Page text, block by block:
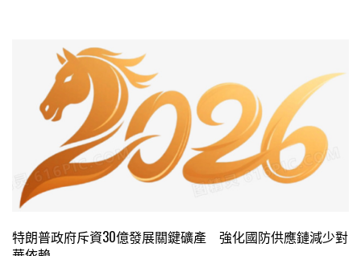
特朗普政府斥資30億發展關鍵礦產 強化國防供應鏈減少對